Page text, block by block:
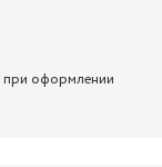
оформлении